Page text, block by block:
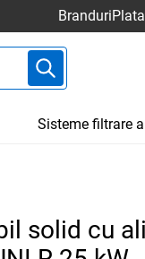
Branduri
Sisteme filtrare
solid cu